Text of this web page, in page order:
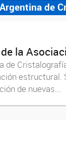
de
la
de
estructural.
de nuevas...